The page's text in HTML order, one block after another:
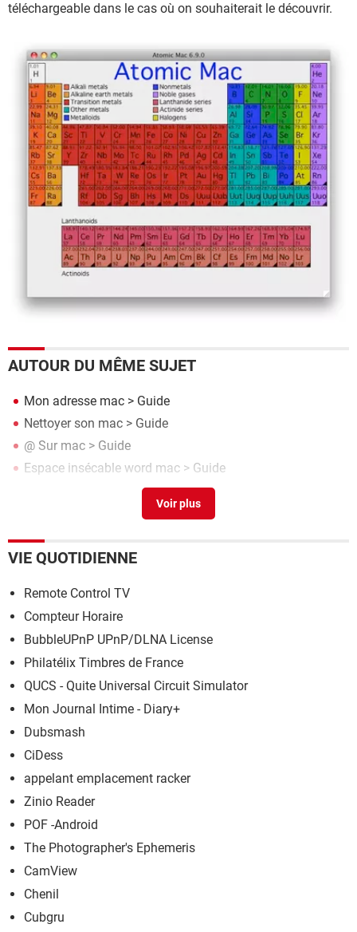
téléchargeable dans le cas où on souhaiterait le découvrir.
AUTOUR DU MÊME SUJET
Mon adresse mac > Guide
Nettoyer son mac > Guide
@ Sur mac > Guide
Espace insécable word mac > Guide
> Guide
VIE QUOTIDIENNE
Remote Control TV
Compteur Horaire
BubbleUPnP UPnP/DLNA License
Philatélix Timbres de France
QUCS - Quite Universal Circuit Simulator
Mon Journal Intime - Diary+
Dubsmash
CiDess
appelant emplacement racker
Zinio Reader
POF -Android
The Photographer's Ephemeris
CamView
Chenil
Cubgru